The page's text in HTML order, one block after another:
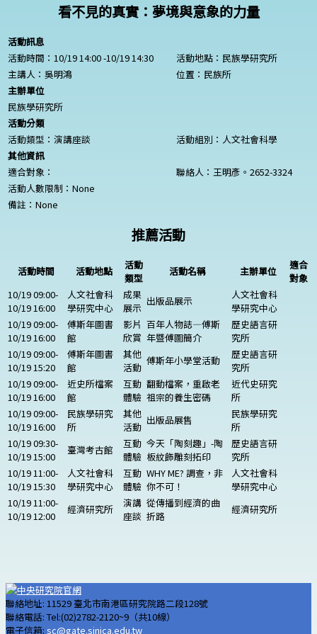
看不見的真實：夢境與意象的力量
活動訊息
活動時間：10/19 14:00 -10/19 14:30
活動地點：民族學研究所
主講人：吳明鴻
位置：民族所
主辦單位
民族學研究所
活動分類
活動類型：演講座談
活動組別：人文社會科學
其他資訊
適合對象：
聯絡人：王明彥。2652-3324
活動人數限制： None
備註： None
推薦活動
活動時間 活動地點
活動
類型
活動名稱 主辦單位
適合
對象
10/19 09:00-
10/19 16:00
人文社會科
學研究中心
成果
展示
出版品展示
人文社會科
學研究中心
10/19 09:00-
10/19 16:00
傅斯年圖書
館
影片
欣賞
百年人物誌—傅斯
年暨傅圖簡介
歷史語言研
究所
10/19 09:00-
10/19 15:20
傅斯年圖書
館
其他
活動
傅斯年小學堂活動
歷史語言研
究所
10/19 09:00-
10/19 16:00
近史所檔案
館
互動
體驗
翻動檔案，重啟老
祖宗的養生密碼
近代史研究
所
10/19 09:00-
10/19 16:00
民族學研究
所
其他
活動
出版品展售
民族學研究
所
10/19 09:30-
10/19 15:00
臺灣考古館
互動
體驗
今天「陶刻趣」-陶
板紋飾雕刻拓印
歷史語言研
究所
10/19 11:00-
10/19 15:30
人文社會科
學研究中心
互動
體驗
WHY ME? 調查，非
你不可！
人文社會科
學研究中心
10/19 11:00-
10/19 12:00
經濟研究所
演講
座談
從傳播到經濟的曲
折路
經濟研究所
聯絡地址: 11529 臺北市南港區研究院路二段128號
聯絡電話: Tel:(02)2782-2120~9（共10線）
電子信箱: sc@gate.sinica.edu.tw